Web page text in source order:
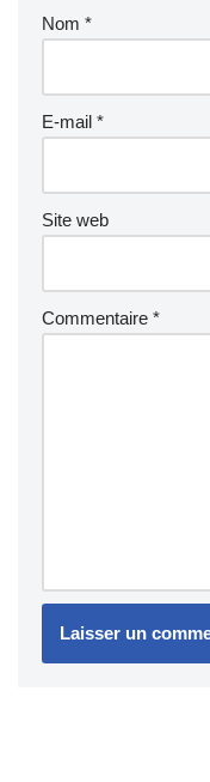
Nom *
E-mail *
Site web
Commentaire *
n
ti
v